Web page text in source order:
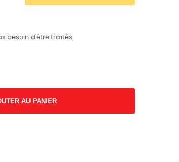
besoin d'être traités
AU PANIER